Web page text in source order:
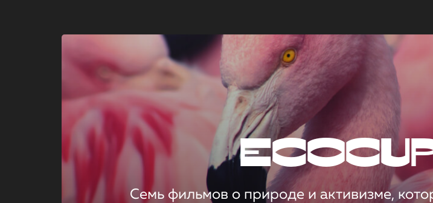
Семь фильмов о природе и активизме,